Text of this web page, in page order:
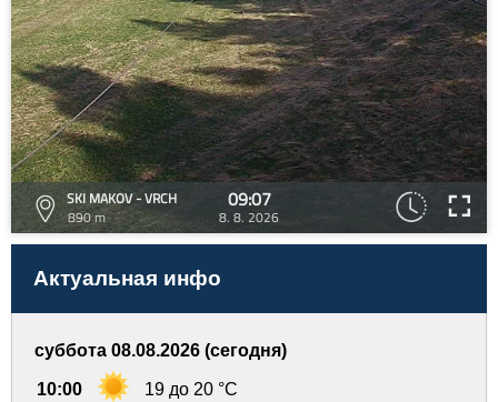
SKI MAKOV - VRCH
890 m
09:07
8. 8. 2026
Актуальная инфо
суббота 08.08.2026 (сегодня)
10:00 19 до 20 °C